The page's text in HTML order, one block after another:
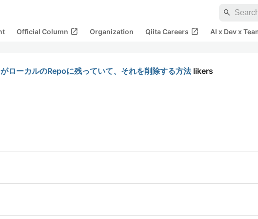
search
Official Column open_in_new Organization Qiita Careers open_in_new AI x Dev x
ローカルのRepoに残っていて、それを削除する方法 likers